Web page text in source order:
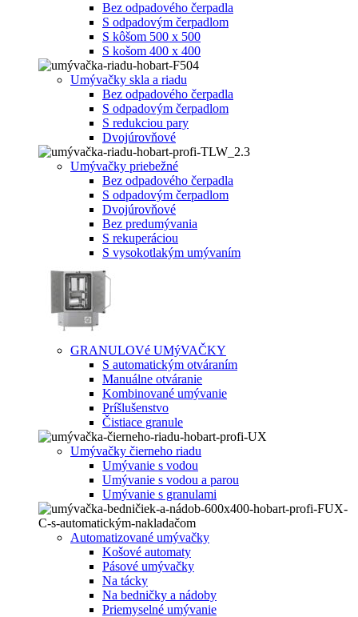
Bez odpadového čerpadla
S odpadovým čerpadlom
S kôšom 500 x 500
S košom 400 x 400
Umývačky skla a riadu
Bez odpadového čerpadla
S odpadovým čerpadlom
S redukciou pary
Dvojúrovňové
Umývačky priebežné
Bez odpadového čerpadla
S odpadovým čerpadlom
Dvojúrovňové
Bez predumývania
S rekuperáciou
S vysokotlakým umývaním
GRANULOVé UMýVAČKY
S automatickým otváraním
Manuálne otváranie
Kombinované umývanie
Príšlušenstvo
Čistiace granule
Umývačky čierneho riadu
Umývanie s vodou
Umývanie s vodou a parou
Umývanie s granulami
Automatizované umývačky
Košové automaty
Pásové umývačky
Na tácky
Na bedničky a nádoby
Priemyselné umývanie